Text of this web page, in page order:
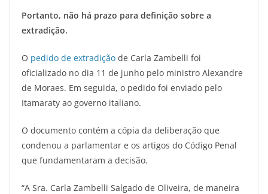
Portanto, não há prazo para definição sobre a
extradição.
O pedido de extradição de Carla Zambelli foi
oficializado no dia 11 de junho pelo ministro Alexandre
de Moraes. Em seguida, o pedido foi enviado pelo
Itamaraty ao governo italiano.
O documento contém a cópia da deliberação que
condenou a parlamentar e os artigos do Código Penal
que fundamentaram a decisão.
“A Sra. Carla Zambelli Salgado de Oliveira, de maneira